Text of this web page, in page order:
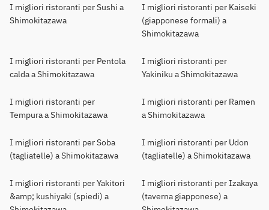
I migliori ristoranti per Sushi a
Shimokitazawa
I migliori ristoranti per Kaiseki
(giapponese formali) a
Shimokitazawa
I migliori ristoranti per Pentola
calda a Shimokitazawa
I migliori ristoranti per
Yakiniku a Shimokitazawa
I migliori ristoranti per
Tempura a Shimokitazawa
I migliori ristoranti per Ramen
a Shimokitazawa
I migliori ristoranti per Soba
(tagliatelle) a Shimokitazawa
I migliori ristoranti per Udon
(tagliatelle) a Shimokitazawa
I migliori ristoranti per Yakitori
&amp; kushiyaki (spiedi) a
I migliori ristoranti per Izakaya
(taverna giapponese) a